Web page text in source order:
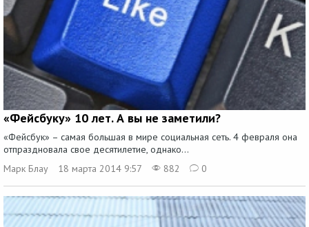
«Фейсбуку» 10 лет. А вы не заметили?
«Фейсбук» – самая большая в мире социальная сеть. 4 февраля она
отпраздновала свое десятилетие, однако...
Марк Блау
18 марта 2014 9:57 882 0